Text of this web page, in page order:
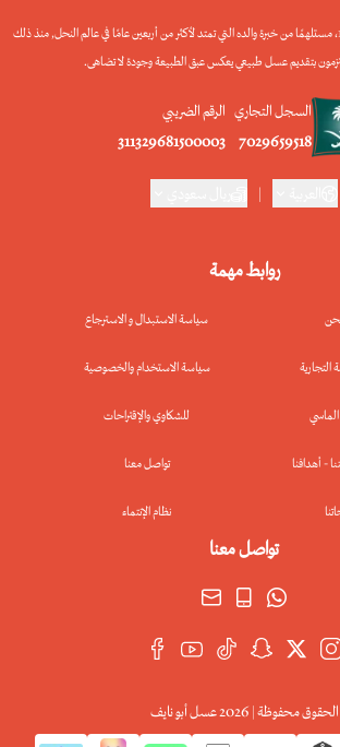
روابط مهمة
التجارية
سياسة الاستبدال و الاسترجاع
سياسة الاستخدام والخصوصية
للشكاوي والإقتراحات
تواصل معنا
نظام الإنتماء
تأسس عسل أبو نايف في عام 1993، مستلهمًا من خبرة والده التي تمتد لأكثر من أربعين عامًا في عالم النحل, منذ ذلك
بتقديم عسل طبيعي يعكس عبق الطبيعة وجودة لا تضاهى.
السجل التجاري
7029659518
الرقم الضريبي
311329681500003
|
الحقوق محفوظة | 2026 عسل أبو نايف